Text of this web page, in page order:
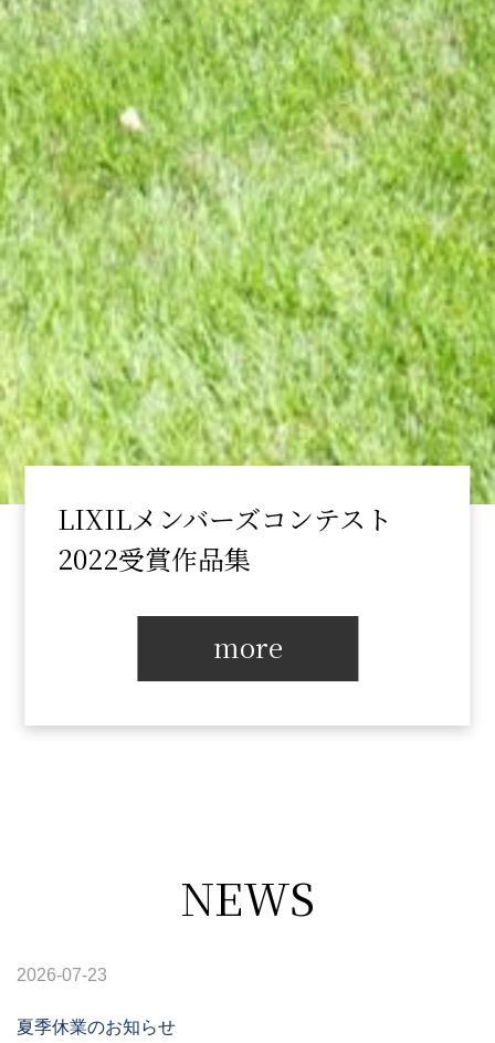
LIXILメンバーズコンテスト
2022受賞作品集
more
NEWS
2026-07-23
夏季休業のお知らせ